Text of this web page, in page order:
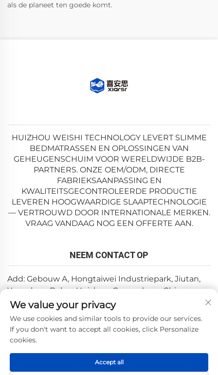
als de planeet ten goede komt.
HUIZHOU WEISHI TECHNOLOGY LEVERT SLIMME
BEDMATRASSEN EN OPLOSSINGEN VAN
GEHEUGENSCHUIM VOOR WERELDWIJDE B2B-
PARTNERS. ONZE OEM/ODM, DIRECTE
FABRIEKSAANPASSING EN
KWALITEITSGECONTROLEERDE PRODUCTIE
LEVEREN HOOGWAARDIGE SLAAPTECHNOLOGIE
— VERTROUWD DOOR INTERNATIONALE MERKEN.
VRAAG VANDAAG NOG EEN OFFERTE AAN.
NEEM CONTACT OP
Add: Gebouw A, Hongtaiwei Industriepark, Jiutan,
Yuanzhou, Boluo, Huizhou, Guangdong, China
E-mail:[email protected]
Tel:+86-0752-6688646
Copyright © 2025 door Huizhou Weishi Technology Co., Ltd.
Privacybeleid
We value your privacy
We use cookies and similar tools to provide our services.
If you don't want to accept all cookies, click Personalize
cookies.
Accept all